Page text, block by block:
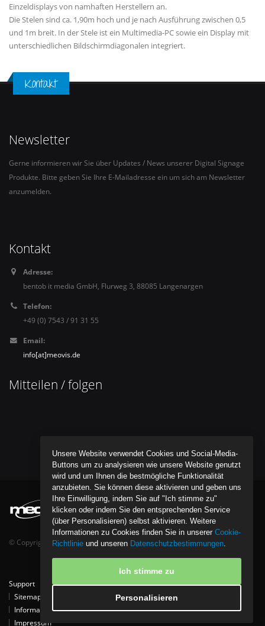
Einzeldisplays von namhaften Herstellern an.
Die Stelen sind ca. 1,90m hoch und je nach Ausführung zwischen 0,5
und 1m breit. In der Stele ist ein Multimedia-PC sowie ein Display mit
unterschiedlichen Bildschirmdiagonalen integriert.
Kontakt
Newsletter
Gerne informieren wir Sie über Updates / News unserer Digital Signage
Produkte. Bitte geben Sie Ihre E-Mailadresse ein um sich am Newsletter
anzumelden.
Kontakt
Adresse:
bentob it media GmbH, Flurweg 3, 88085 Langenargen
Telefon:
+49 (0) 7543 / 91 31 55
Email:
info[at]meovis.de
Mitteilen / folgen
© Copyright bentob it media GmbH - All Rights Reserved.
Support Tipps Kontakt Partner Download
Referenzen
Sitemap
Cookie-Richtlinie
Informationen zur Entsorgung von Elektro- und Elektronikgeräten
Impressum
Unsere Website verwendet Cookies und Social-Media-
Buttons um zu analysieren wie unsere Website genutzt
wird und um Ihnen die bestmögliche Funktionalität
anzubieten. Sie können diese aktivieren und geben uns
Ihre Einwilligung, indem Sie auf "Ich stimme zu"
klicken oder indem Sie den entsprechenden Service
(über Personalisieren) selbst aktivieren. Weitere
Informationen zu Cookies finden Sie in unserer Cookie-
Richtlinie und unseren Datenschutzbestimmungen.
Ich stimme zu
Personalisieren